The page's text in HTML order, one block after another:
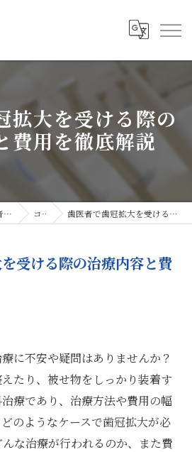
拡大を受ける際の
費用を徹底解説
神奈川県港北区の歯医者ならソラーレ歯科・矯正歯科 コラム 歯医者で歯冠拡大を受ける際の治療内容と費用を徹底解説
受ける際の治療内容と費
に不安や疑問はありませんか？
たり、被せ物をしっかり装着す
療であり、治療方法や費用の幅
のようなケースで歯冠拡大が必
な治療が行われるのか、また費